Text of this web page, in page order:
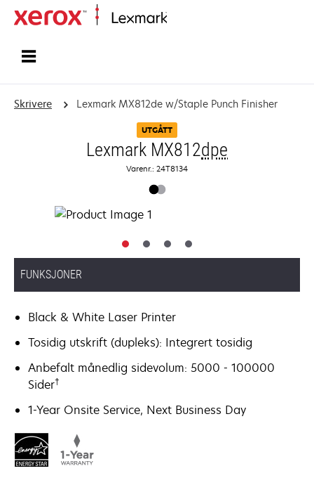
Skrivere Lexmark MX812de w/Staple Punch Finisher
UTGÅTT
Lexmark MX812dpe
Varenr.: 24T8134
FUNKSJONER
Black & White Laser Printer
Tosidig utskrift (dupleks): Integrert tosidig
Anbefalt månedlig sidevolum: 5000 - 100000
Sider†
1-Year Onsite Service, Next Business Day